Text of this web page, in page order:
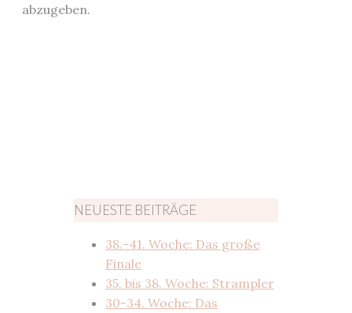
abzugeben.
NEUESTE BEITRÄGE
38.-41. Woche: Das große
Finale
35. bis 38. Woche: Strampler
30-34. Woche: Das